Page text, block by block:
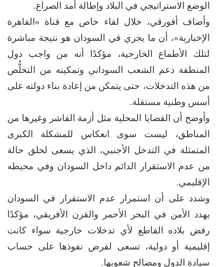
الوضع الاستراتيجي في البلاد وإطالة أمد الصراع.
وأضاف أفورقي، خلال لقاء خاص مع قناة «القاهرة
الإخبارية»، أن ما يجري في السودان هو نتيجة مباشرة
لتلك الأطماع الخارجية، مؤكدًا أنه من واجب دول
المنطقة دعم الشعب السوداني وتمكينه من التخلُّص
من هذه التدخلات، حتى يتمكن من إعادة بناء دولته على
أسس وطنية مستقلة.
وأوضح أن القضايا المحلية مثل أزمة الفاشر وغيرها من
المناطق، ليست سوى انعكاس للمشكلة الكبرى
المتمثلة في التدخل الأجنبي، الذي يسعى لخلق حالة
من عدم الاستقرار الدائم داخل السودان وفي محيطه
الإقليمي.
وشدد على أن استمرار عدم الاستقرار في السودان
يهدد الأمن في البحر الأحمر والقرن الأفريقي، مؤكدًا
رفض بلاده القاطع لأي تدخلات خارجية سواء كانت
إقليمية أو دولية، تسعى لفرض نفوذها على حساب
سيادة الدول ومصالح شعوبها.